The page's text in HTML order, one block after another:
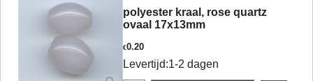
polyester kraal, rose quartz
ovaal 17x13mm
€0.20
Levertijd:1-2 dagen